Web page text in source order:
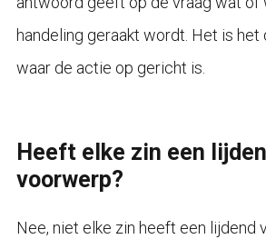
handeling geraakt wordt. Het is het
waar de actie op gericht is.
Heeft elke zin een
voorwerp?
Nee, niet elke zin heeft een lijdend